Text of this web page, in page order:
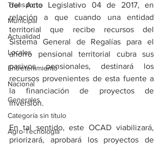
Transporte
Municipal
Actualidad
Locales
Entretenimiento
Nacional
Generales
Categoría sin título
Agro-Tecnología
del Acto Legislativo 04 de 2017, en
relación a que cuando una entidad
territorial que recibe recursos del
Sistema General de Regalías para el
ahorro pensional territorial cubra sus
pasivos pensionales, destinará los
recursos provenientes de esta fuente a
la financiación de proyectos de
inversión.
En tal sentido, este OCAD viabilizará,
priorizará, aprobará los proyectos de